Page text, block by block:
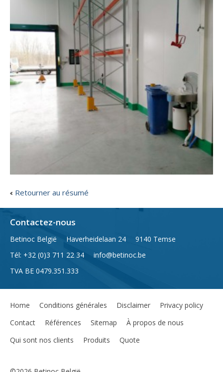
Retourner au résumé
Contactez-nous
Betinoc België Haverheidelaan 24
9140 Temse
Tél: +32 (0)3 711 22 34
info@betinoc.be
TVA BE 0479.351.333
Home Conditions générales Disclaimer
Privacy policy
Contact
Références Sitemap
À propos de nous
Qui sont nos clients
Produits Quote